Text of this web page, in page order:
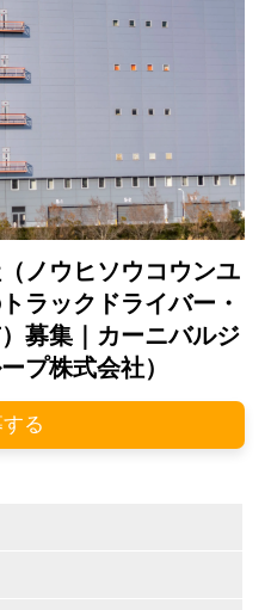
ノウヒソウコウンユ
ラックドライバー・
募集｜カーニバルジ
プ株式会社）
る